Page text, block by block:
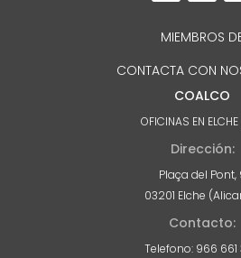
MIEMBROS
CONTACTA CON
COALCO
OFICINAS EN ELCHE
Dirección:
Plaça del Pont,
03201 Elche
Contacto:
Telefono: 966 661